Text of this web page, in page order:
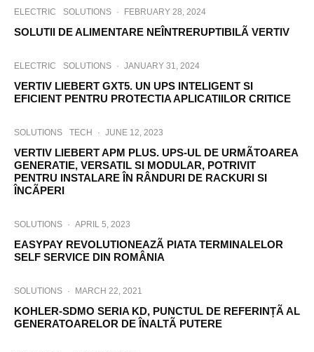
ELECTRIC SOLUTIONS · FEBRUARY 28, 2024
SOLUTII DE ALIMENTARE NEÎNTRERUPTIBILÃ VERTIV
ELECTRIC SOLUTIONS · JANUARY 31, 2024
VERTIV LIEBERT GXT5. UN UPS INTELIGENT SI
EFICIENT PENTRU PROTECTIA APLICATIILOR CRITICE
SOLUTIONS TECH · JUNE 12, 2023
VERTIV LIEBERT APM PLUS. UPS-UL DE URMÃTOAREA
GENERATIE, VERSATIL SI MODULAR, POTRIVIT
PENTRU INSTALARE ÎN RÂNDURI DE RACKURI SI
ÎNCÃPERI
SOLUTIONS · APRIL 5, 2023
EASYPAY REVOLUTIONEAZÃ PIATA TERMINALELOR
SELF SERVICE DIN ROMÂNIA
SOLUTIONS · MARCH 22, 2021
KOHLER-SDMO SERIA KD, PUNCTUL DE REFERINȚÃ AL
GENERATOARELOR DE ÎNALTÃ PUTERE